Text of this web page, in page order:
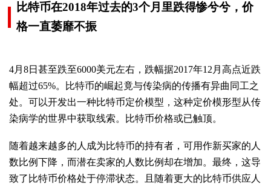
比特币在2018年过去的3个月里跌得惨兮兮，价
格一直萎靡不振
4月8日甚至跌至6000美元左右，跌幅据2017年12月高点近跌
幅超过65%。比特币的崛起竟与传染病的传播有异曲同工之
处。可以开发出一种比特币定价模型，这种定价模形型从传
染病学的世界中获取线索。比特币价格或已触顶。
随着越来越多的人成为比特币的持有者，可用作新买家的人
数比例下降，而潜在卖家的人数比例却在增加。最终，这导
致了比特币价格处于停滞状态。且随着更大的比特币供应人